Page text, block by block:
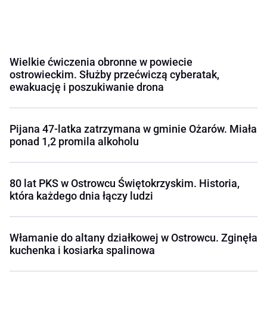
Wielkie ćwiczenia obronne w powiecie
ostrowieckim. Służby przećwiczą cyberatak,
ewakuację i poszukiwanie drona
Pijana 47-latka zatrzymana w gminie Ożarów. Miała
ponad 1,2 promila alkoholu
80 lat PKS w Ostrowcu Świętokrzyskim. Historia,
która każdego dnia łączy ludzi
Włamanie do altany działkowej w Ostrowcu. Zginęła
kuchenka i kosiarka spalinowa